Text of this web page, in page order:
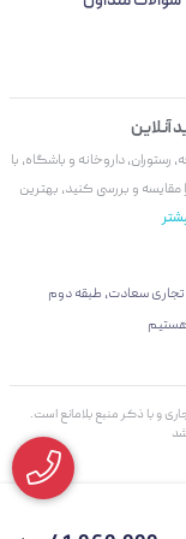
آنلاین
داروخانه و باشگاه، با
و بررسی کنید، بهترین
و با ذکر منبع بلامانع است.